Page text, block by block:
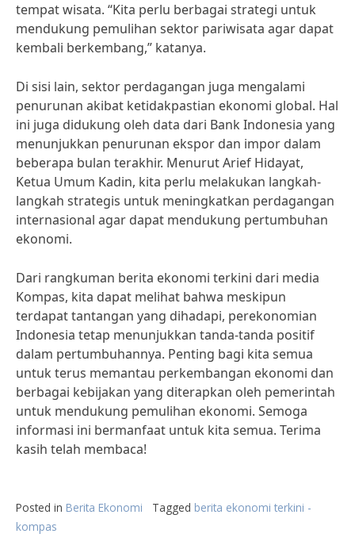
tempat wisata. “Kita perlu berbagai strategi untuk
mendukung pemulihan sektor pariwisata agar dapat
kembali berkembang,” katanya.
Di sisi lain, sektor perdagangan juga mengalami
penurunan akibat ketidakpastian ekonomi global. Hal
ini juga didukung oleh data dari Bank Indonesia yang
menunjukkan penurunan ekspor dan impor dalam
beberapa bulan terakhir. Menurut Arief Hidayat,
Ketua Umum Kadin, kita perlu melakukan langkah-
langkah strategis untuk meningkatkan perdagangan
internasional agar dapat mendukung pertumbuhan
ekonomi.
Dari rangkuman berita ekonomi terkini dari media
Kompas, kita dapat melihat bahwa meskipun
terdapat tantangan yang dihadapi, perekonomian
Indonesia tetap menunjukkan tanda-tanda positif
dalam pertumbuhannya. Penting bagi kita semua
untuk terus memantau perkembangan ekonomi dan
berbagai kebijakan yang diterapkan oleh pemerintah
untuk mendukung pemulihan ekonomi. Semoga
informasi ini bermanfaat untuk kita semua. Terima
kasih telah membaca!
Posted in Berita Ekonomi Tagged berita ekonomi terkini -
kompas